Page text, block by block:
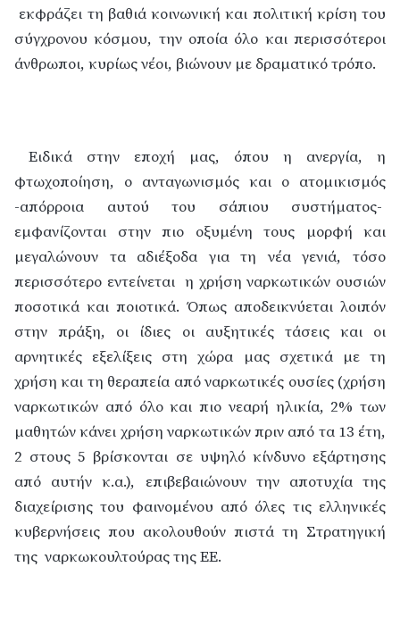
εκφράζει τη βαθιά κοινωνική και πολιτική κρίση του
σύγχρονου κόσμου, την οποία όλο και περισσότεροι
άνθρωποι, κυρίως νέοι, βιώνουν με δραματικό τρόπο.
Ειδικά στην εποχή μας, όπου η ανεργία, η
φτωχοποίηση, ο ανταγωνισμός και ο ατομικισμός
-απόρροια αυτού του σάπιου συστήματος-
εμφανίζονται στην πιο οξυμένη τους μορφή και
μεγαλώνουν τα αδιέξοδα για τη νέα γενιά, τόσο
περισσότερο εντείνεται η χρήση ναρκωτικών ουσιών
ποσοτικά και ποιοτικά. Όπως αποδεικνύεται λοιπόν
στην πράξη, οι ίδιες οι αυξητικές τάσεις και οι
αρνητικές εξελίξεις στη χώρα μας σχετικά με τη
χρήση και τη θεραπεία από ναρκωτικές ουσίες (χρήση
ναρκωτικών από όλο και πιο νεαρή ηλικία, 2% των
μαθητών κάνει χρήση ναρκωτικών πριν από τα 13 έτη,
2 στους 5 βρίσκονται σε υψηλό κίνδυνο εξάρτησης
από αυτήν κ.α.), επιβεβαιώνουν την αποτυχία της
διαχείρισης του φαινομένου από όλες τις ελληνικές
κυβερνήσεις που ακολουθούν πιστά τη Στρατηγική
της ναρκωκουλτούρας της ΕΕ.